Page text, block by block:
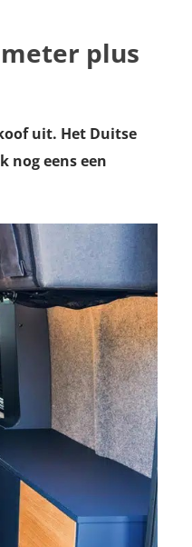
plus
uit. Het Duitse
nog eens een